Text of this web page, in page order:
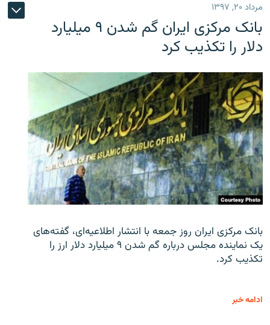
مرداد ۲۰, ۱۳۹۷
بانک مرکزی ایران گم شدن ۹ میلیارد
دلار را تکذیب کرد
بانک مرکزی ایران روز جمعه با انتشار اطلاعیه‌ای، گفته‌های
یک نماینده مجلس درباره گم شدن ۹ میلیارد دلار ارز را
تکذیب کرد.
ادامه خبر